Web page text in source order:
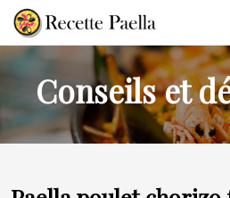
Conseils et